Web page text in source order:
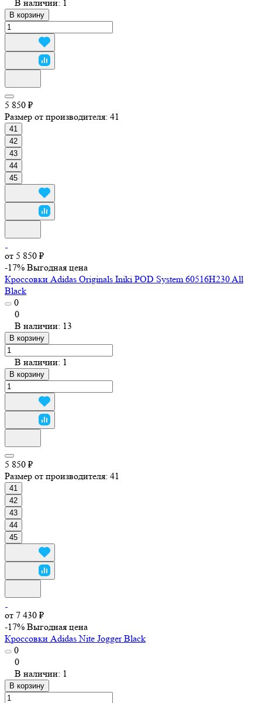
В наличии: 1
В корзину
5 850 ₽
Размер от производителя: 41
41
42
43
44
45
от 5 850 ₽
-17% Выгодная цена
Кроссовки Adidas Originals Iniki POD System 60516H230 All
Black
0
0
В наличии: 13
В корзину
В наличии: 1
В корзину
5 850 ₽
Размер от производителя: 41
41
42
43
44
45
от 7 430 ₽
-17% Выгодная цена
Кроссовки Adidas Nite Jogger Black
0
0
В наличии: 1
В корзину